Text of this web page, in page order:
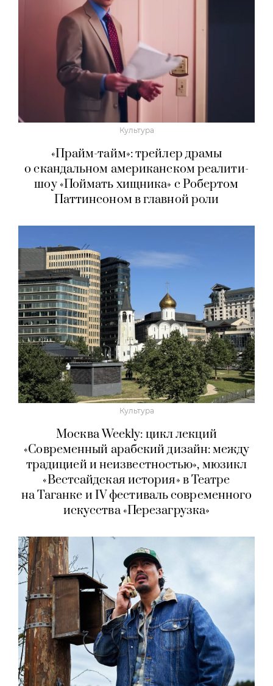
Культура
«Прайм-тайм»: трейлер драмы
о скандальном американском реалити-
шоу «Поймать хищника» с Робертом
Паттинсоном в главной роли
Культура
Москва Weekly: цикл лекций
«Современный арабский дизайн: между
традицией и неизвестностью», мюзикл
«Вестсайдская история» в Театре
на Таганке и IV фестиваль современного
искусства «Перезагрузка»